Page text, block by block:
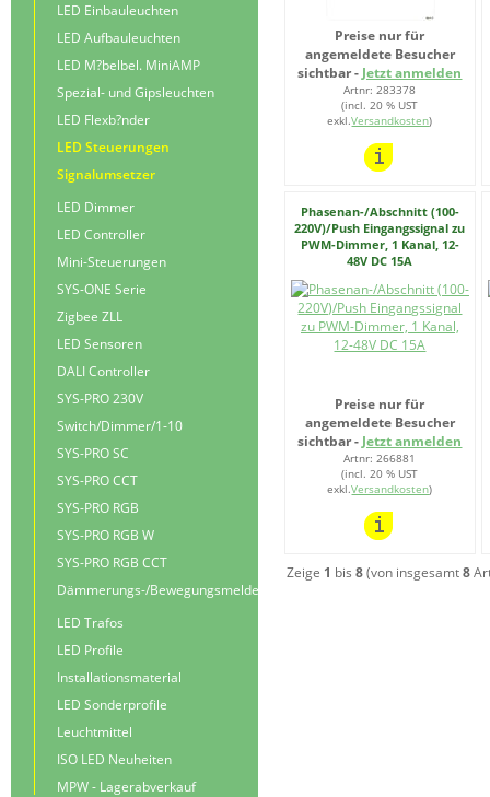
Preise nur für
angemeldete Besucher
sichtbar - Jetzt anmelden
Artnr: 283378
(incl. 20 % UST
exkl.Versandkosten)
Phasenan-/Abschnitt (100-
220V)/Push Eingangssignal zu
PWM-Dimmer, 1 Kanal, 12-
48V DC 15A
Preise nur für
angemeldete Besucher
sichtbar - Jetzt anmelden
Artnr: 266881
(incl. 20 % UST
exkl.Versandkosten)
Zeige 1 bis 8(von insgesamt8
LED Einbauleuchten
LED Aufbauleuchten
LED M?belbel. MiniAMP
Spezial- und Gipsleuchten
LED Flexb?nder
LED Steuerungen
Signalumsetzer
LED Dimmer
LED Controller
Mini-Steuerungen
SYS-ONE Serie
Zigbee ZLL
LED Sensoren
DALI Controller
SYS-PRO 230V
Switch/Dimmer/1-10
SYS-PRO SC
SYS-PRO CCT
SYS-PRO RGB
SYS-PRO RGB W
SYS-PRO RGB CCT
Dämmerungs-/Bewegungsmelder
LED Trafos
LED Profile
Installationsmaterial
LED Sonderprofile
Leuchtmittel
ISO LED Neuheiten
MPW - Lagerabverkauf